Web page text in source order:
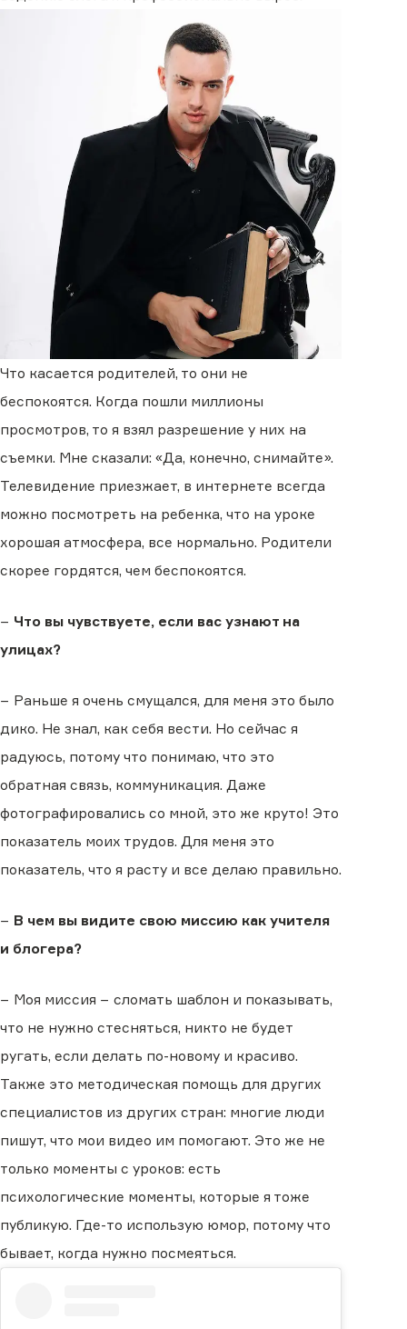
Что касается родителей, то они не
беспокоятся. Когда пошли миллионы
просмотров, то я взял разрешение у них на
съемки. Мне сказали: «Да, конечно, снимайте».
Телевидение приезжает, в интернете всегда
можно посмотреть на ребенка, что на уроке
хорошая атмосфера, все нормально. Родители
скорее гордятся, чем беспокоятся.
− Что вы чувствуете, если вас узнают на
улицах?
− Раньше я очень смущался, для меня это было
дико. Не знал, как себя вести. Но сейчас я
радуюсь, потому что понимаю, что это
обратная связь, коммуникация. Даже
фотографировались со мной, это же круто! Это
показатель моих трудов. Для меня это
показатель, что я расту и все делаю правильно.
− В чем вы видите свою миссию как учителя
и блогера?
− Моя миссия − сломать шаблон и показывать,
что не нужно стесняться, никто не будет
ругать, если делать по-новому и красиво.
Также это методическая помощь для других
специалистов из других стран: многие люди
пишут, что мои видео им помогают. Это же не
только моменты с уроков: есть
психологические моменты, которые я тоже
публикую. Где-то использую юмор, потому что
бывает, когда нужно посмеяться.